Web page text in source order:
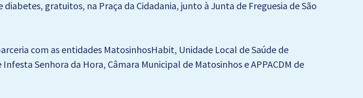
gratuitos, na Praça da Cidadania, junto à Junta de Freguesia de São
com as entidades MatosinhosHabit, Unidade Local de Saúde de
Senhora da Hora, Câmara Municipal de Matosinhos e APPACDM de